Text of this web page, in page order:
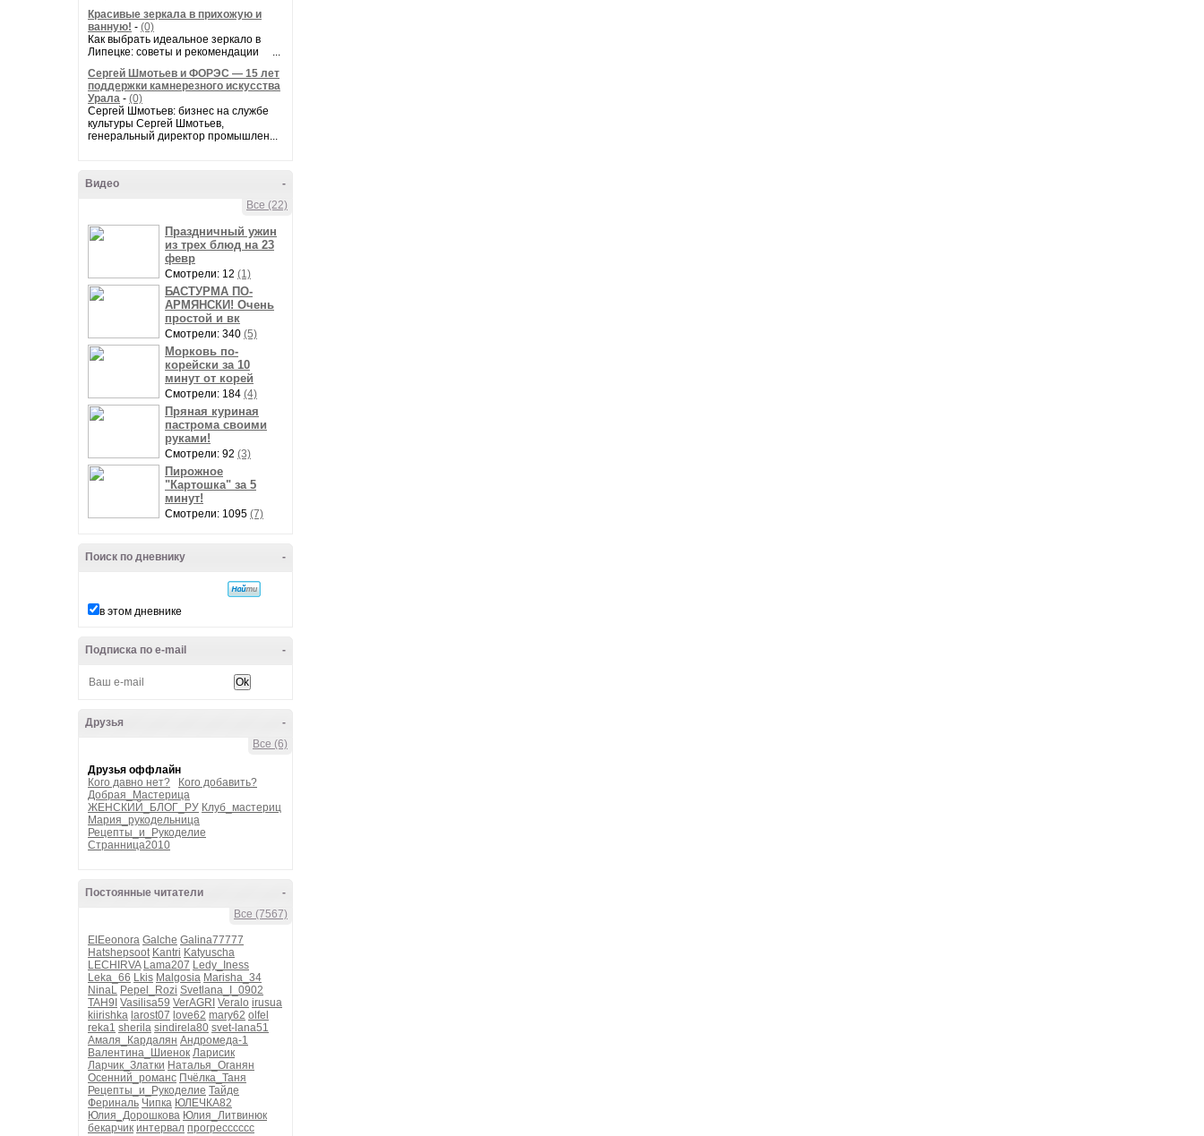
Красивые зеркала в прихожую и
ванную! - (0)
Как выбрать идеальное зеркало в
Липецке: советы и рекомендации ...
Сергей Шмотьев и ФОРЭС — 15 лет
поддержки камнерезного искусства
Урала - (0)
Сергей Шмотьев: бизнес на службе
культуры Сергей Шмотьев,
генеральный директор промышлен...
-
Видео
Все (22)
Праздничный ужин
из трех блюд на 23
февр
Смотрели: 12 (1)
БАСТУРМА ПО-
АРМЯНСКИ! Очень
простой и вк
Смотрели: 340 (5)
Морковь по-
корейски за 10
минут от корей
Смотрели: 184 (4)
Пряная куриная
пастрома своими
руками!
Смотрели: 92 (3)
Пирожное
"Картошка" за 5
минут!
Смотрели: 1095 (7)
-
Поиск по дневнику
в этом дневнике
-
Подписка по e-mail
-
Друзья
Все (6)
Друзья оффлайн
Кого давно нет?
Кого добавить?
Добрая_Мастерица
ЖЕНСКИЙ_БЛОГ_РУ Клуб_мастериц
Мария_рукодельница
Рецепты_и_Рукоделие
Странница2010
-
Постоянные читатели
Все (7567)
ElEeonora Galche Galina77777
Hatshepsoot Kantri Katyuscha
LECHIRVA Lama207 Ledy_Iness
Leka_66 Lkis Malgosia Marisha_34
NinaL Pepel_Rozi Svetlana_I_0902
TAH9I Vasilisa59 VerAGRI Veralo irusua
kiirishka larost07 love62 mary62 olfel
reka1 sherila sindirela80 svet-lana51
Амаля_Кардалян Андромеда-1
Валентина_Шиенок Ларисик
Ларчик_Златки Наталья_Оганян
Осенний_романс Пчёлка_Таня
Рецепты_и_Рукоделие Тайде
Фериналь Чипка ЮЛЕЧКА82
Юлия_Дорошкова Юлия_Литвинюк
бекарчик интервал прогресссссс